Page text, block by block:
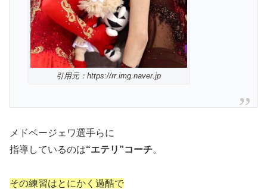
引用元：https://rr.img.naver.jp
メドベージェワ選手らに
指導しているのは“エテリ”コーチ。
その練習はとにかく過酷で